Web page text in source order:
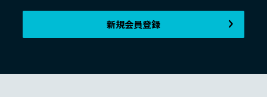
新規会員登録